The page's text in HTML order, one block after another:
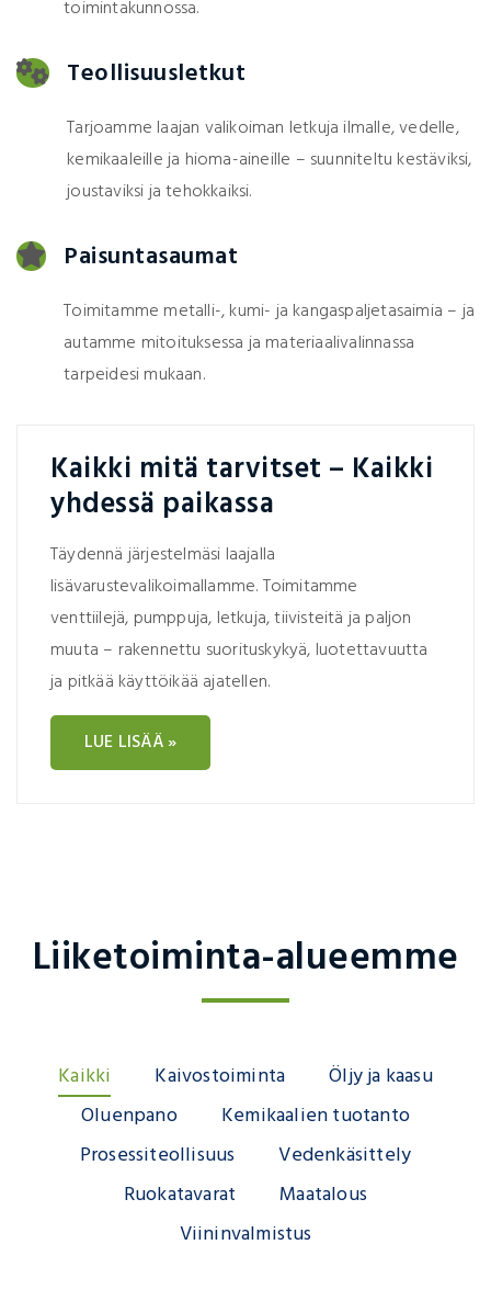
toimintakunnossa.
Teollisuusletkut
Tarjoamme laajan valikoiman letkuja ilmalle, vedelle,
kemikaaleille ja hioma-aineille – suunniteltu kestäviksi,
joustaviksi ja tehokkaiksi.
Paisuntasaumat
Toimitamme metalli-, kumi- ja kangaspaljetasaimia – ja
autamme mitoituksessa ja materiaalivalinnassa
tarpeidesi mukaan.
Kaikki mitä tarvitset – Kaikki
yhdessä paikassa
Täydennä järjestelmäsi laajalla
lisävarustevalikoimallamme. Toimitamme
venttiilejä, pumppuja, letkuja, tiivisteitä ja paljon
muuta – rakennettu suorituskykyä, luotettavuutta
ja pitkää käyttöikää ajatellen.
LUE LISÄÄ »
Liiketoiminta-alueemme
Kaikki Kaivostoiminta
Öljy ja kaasu
Oluenpano
Kemikaalien tuotanto
Prosessiteollisuus
Vedenkäsittely
Ruokatavarat
Maatalous
Viininvalmistus